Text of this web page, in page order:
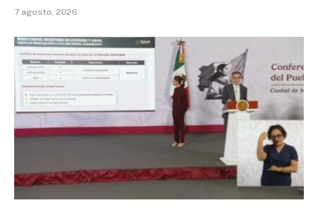
7 agosto, 2026